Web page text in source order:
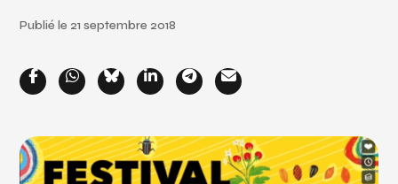
Publié le 21 septembre 2018